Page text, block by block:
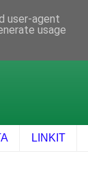
LINKIT
user-agent
usage